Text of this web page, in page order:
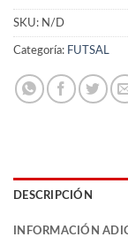
SKU: N/D
Categoría: FUTSAL
DESCRIPCIÓN
INFORMACIÓN